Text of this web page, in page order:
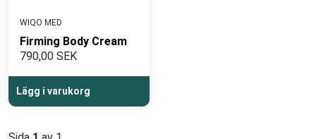
WIQO MED
Firming Body Cream
790,00 SEK
Lägg i varukorg